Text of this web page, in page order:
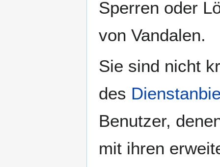
Sperren oder
von Vandalen.
Sie sind nicht
des
Benutzer,
mit ihren